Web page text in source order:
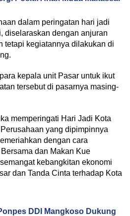
dalam peringatan hari jadi
diselaraskan dengan anjuran
tetapi kegiatannya dilakukan di
kepala unit Pasar untuk ikut
tersebut di pasarnya masing-
memperingati Hari Jadi Kota
yang dipimpinnya
dengan cara
dan Makan Kue
kebangkitan ekonomi
dan Tanda Cinta terhadap Kota
DDI Mangkoso Dukung